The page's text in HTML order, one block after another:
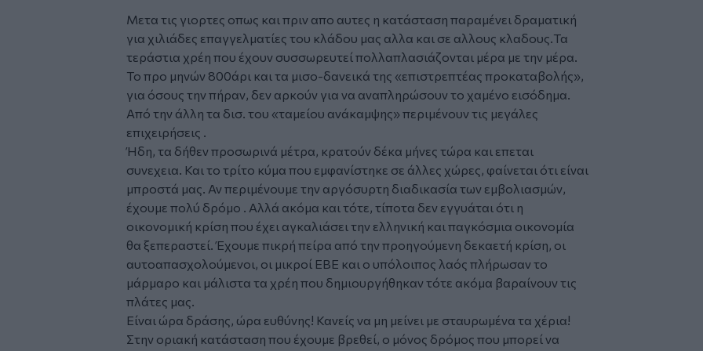
Μετα τις γιορτες οπως και πριν απο αυτες η κατάσταση παραμένει δραματική
για χιλιάδες επαγγελματίες του κλάδου μας αλλα και σε αλλους κλαδους.Τα
τεράστια χρέη που έχουν συσσωρευτεί πολλαπλασιάζονται μέρα με την μέρα.
Το προ μηνών 800άρι και τα μισο-δανεικά της «επιστρεπτέας προκαταβολής»,
για όσους την πήραν, δεν αρκούν για να αναπληρώσουν το χαμένο εισόδημα.
Από την άλλη τα δισ. του «ταμείου ανάκαμψης» περιμένουν τις μεγάλες
επιχειρήσεις .
Ήδη, τα δήθεν προσωρινά μέτρα, κρατούν δέκα μήνες τώρα και επεται
συνεχεια. Και το τρίτο κύμα που εμφανίστηκε σε άλλες χώρες, φαίνεται ότι είναι
μπροστά μας. Αν περιμένουμε την αργόσυρτη διαδικασία των εμβολιασμών,
έχουμε πολύ δρόμο . Αλλά ακόμα και τότε, τίποτα δεν εγγυάται ότι η
οικονομική κρίση που έχει αγκαλιάσει την ελληνική και παγκόσμια οικονομία
θα ξεπεραστεί. Έχουμε πικρή πείρα από την προηγούμενη δεκαετή κρίση, οι
αυτοαπασχολούμενοι, οι μικροί ΕΒΕ και ο υπόλοιπος λαός πλήρωσαν το
μάρμαρο και μάλιστα τα χρέη που δημιουργήθηκαν τότε ακόμα βαραίνουν τις
πλάτες μας.
Είναι ώρα δράσης, ώρα ευθύνης! Κανείς να μη μείνει με σταυρωμένα τα χέρια!
Στην οριακή κατάσταση που έχουμε βρεθεί, ο μόνος δρόμος που μπορεί να